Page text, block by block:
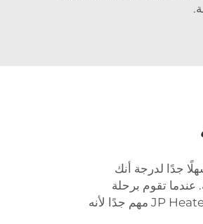
سهلًا جدًا لدرجة أنك
عندما تقوم برحلة
مكيف الهواء للشاحنة من JP Heater مهم جدًا لأنه